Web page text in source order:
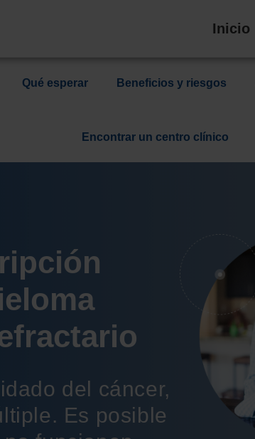
Inicio
Qué esperar Beneficios y riesgos
Encontrar un centro clínico
del cáncer,
Es posible